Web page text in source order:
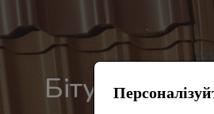
Бітумова